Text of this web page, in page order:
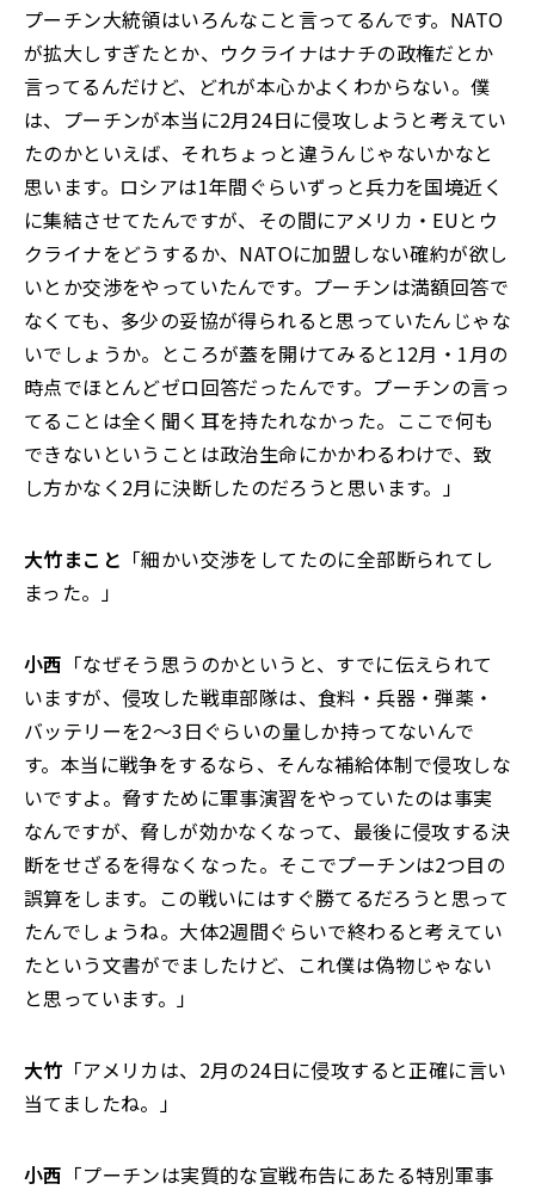
プーチン大統領はいろんなこと言ってるんです。NATO
が拡大しすぎたとか、ウクライナはナチの政権だとか
言ってるんだけど、どれが本心かよくわからない。僕
は、プーチンが本当に2月24日に侵攻しようと考えてい
たのかといえば、それちょっと違うんじゃないかなと
思います。ロシアは1年間ぐらいずっと兵力を国境近く
に集結させてたんですが、その間にアメリカ・EUとウ
クライナをどうするか、NATOに加盟しない確約が欲し
いとか交渉をやっていたんです。プーチンは満額回答で
なくても、多少の妥協が得られると思っていたんじゃな
いでしょうか。ところが蓋を開けてみると12月・1月の
時点でほとんどゼロ回答だったんです。プーチンの言っ
てることは全く聞く耳を持たれなかった。ここで何も
できないということは政治生命にかかわるわけで、致
し方かなく2月に決断したのだろうと思います。」
大竹まこと 「細かい交渉をしてたのに全部断られてし
まった。」
小西 「なぜそう思うのかというと、すでに伝えられて
いますが、侵攻した戦車部隊は、食料・兵器・弾薬・
バッテリーを2～3日ぐらいの量しか持ってないんで
す。本当に戦争をするなら、そんな補給体制で侵攻しな
いですよ。脅すために軍事演習をやっていたのは事実
なんですが、脅しが効かなくなって、最後に侵攻する決
断をせざるを得なくなった。そこでプーチンは2つ目の
誤算をします。この戦いにはすぐ勝てるだろうと思って
たんでしょうね。大体2週間ぐらいで終わると考えてい
たという文書がでましたけど、これ僕は偽物じゃない
と思っています。」
大竹 「アメリカは、2月の24日に侵攻すると正確に言い
当てましたね。」
小西 「プーチンは実質的な宣戦布告にあたる特別軍事